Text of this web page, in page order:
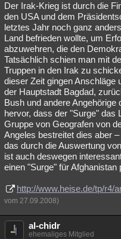
Der Irak-Krieg ist durch die
den USA und dem
letztes Jahr noch ganz
Land befrieden wollte, um
abzuwehren, die den
Tatsächlich schien man mit
Truppen in den Irak zu
dieser Zeit gingen Anschläge
der Hauptstadt Bagdad,
Bush und andere
hervor, dass der "Surge" das
Gruppe von Geografen von
Angeles bestreitet dies aber
das durch die Auswertung
ist auch deswegen
einen "Surge" für Afghanistan
http://www.heise.de/tp/r4/
vom 27.09.2008)
al-chidr
ehemaliges Mitglied